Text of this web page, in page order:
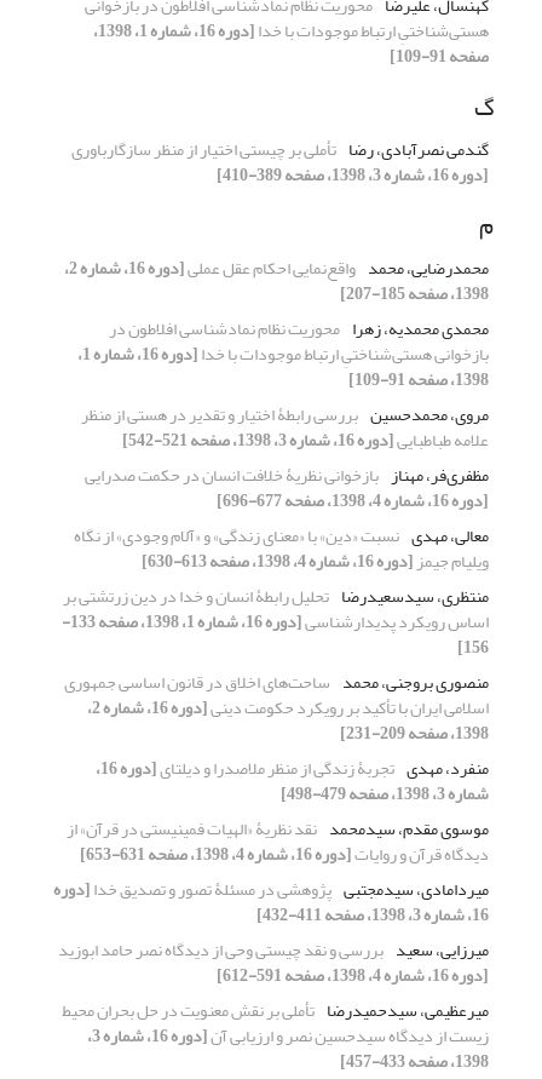
هستی‌شناختیِ ارتباط موجودات با خدا [دوره 16، شماره 1، 1398،
صفحه 91-109]
گ
گندمی نصرآبادی، رضا تأملی بر چیستی اختیار از منظر سازگارباوری
[دوره 16، شماره 3، 1398، صفحه 389-410]
م
محمدرضایی، محمد واقع‌نمایی احکام عقل عملی [دوره 16، شماره 2،
1398، صفحه 185-207]
محمدی محمدیه، زهرا محوریت نظام نمادشناسی افلاطون در
بازخوانی هستی‌شناختیِ ارتباط موجودات با خدا [دوره 16، شماره 1،
1398، صفحه 91-109]
مروی، محمدحسین بررسی رابطۀ اختیار و تقدیر در هستی از منظر
علامه طباطبایی[دوره 16، شماره 3، 1398، صفحه 521-542]
مظفری‌فر، مهناز بازخوانی نظریۀ خلافت انسان در حکمت صدرایی
[دوره 16، شماره 4، 1398، صفحه 677-696]
معالی، مهدی نسبت «دین» با «معنای زندگی» و «آلام وجودی» از نگاه
ویلیام جیمز[دوره 16، شماره 4، 1398، صفحه 613-630]
منتظری، سیدسعیدرضا تحلیل رابطۀ انسان و خدا در دین زرتشتی بر
اساس رویکرد پدیدارشناسی [دوره 16، شماره 1، 1398، صفحه 133-
156]
منصوری بروجنی، محمد ساحت‌های اخلاق در قانون اساسی جمهوری
اسلامی ایران با تأکید بر رویکرد حکومت دینی [دوره 16، شماره 2،
1398، صفحه 209-231]
منفرد، مهدی تجربۀ زندگی از منظر ملاصدرا و دیلتای [دوره 16،
شماره 3، 1398، صفحه 479-498]
موسوی مقدم، سیدمحمد نقد نظریۀ «الهیات فمینیستی در قرآن» از
دیدگاه قرآن و روایات[دوره 16، شماره 4، 1398، صفحه 631-653]
میردامادی، سیدمجتبی پژوهشی در مسئلۀ تصور و تصدیق خدا[دوره
16، شماره 3، 1398، صفحه 411-432]
میرزایی، سعید بررسی و نقد چیستی وحی از دیدگاه نصر حامد ابوزید
[دوره 16، شماره 4، 1398، صفحه 591-612]
میرعظیمی، سیدحمیدرضا تأملی بر نقش معنویت در حل بحران محیط
زیست از دیدگاه سیدحسین نصر و ارزیابی آن [دوره 16، شماره 3،
1398، صفحه 433-457]